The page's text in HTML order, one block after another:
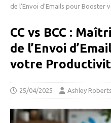
de l’Envoi d’Emails pour Booster
CC vs BCC :
de l’Envoi
votre
25/04/2025 Ashley